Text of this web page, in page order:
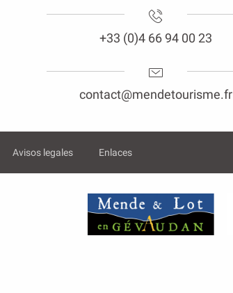
+33 (0)4 66 94 00 23
contact@mendetourisme.fr
Avisos legales Enlaces